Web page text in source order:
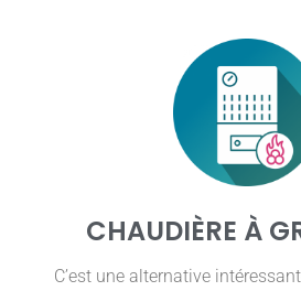
CHAUDIÈRE À
C’est une alternative